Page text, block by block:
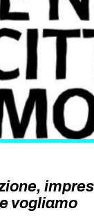
vogliamo